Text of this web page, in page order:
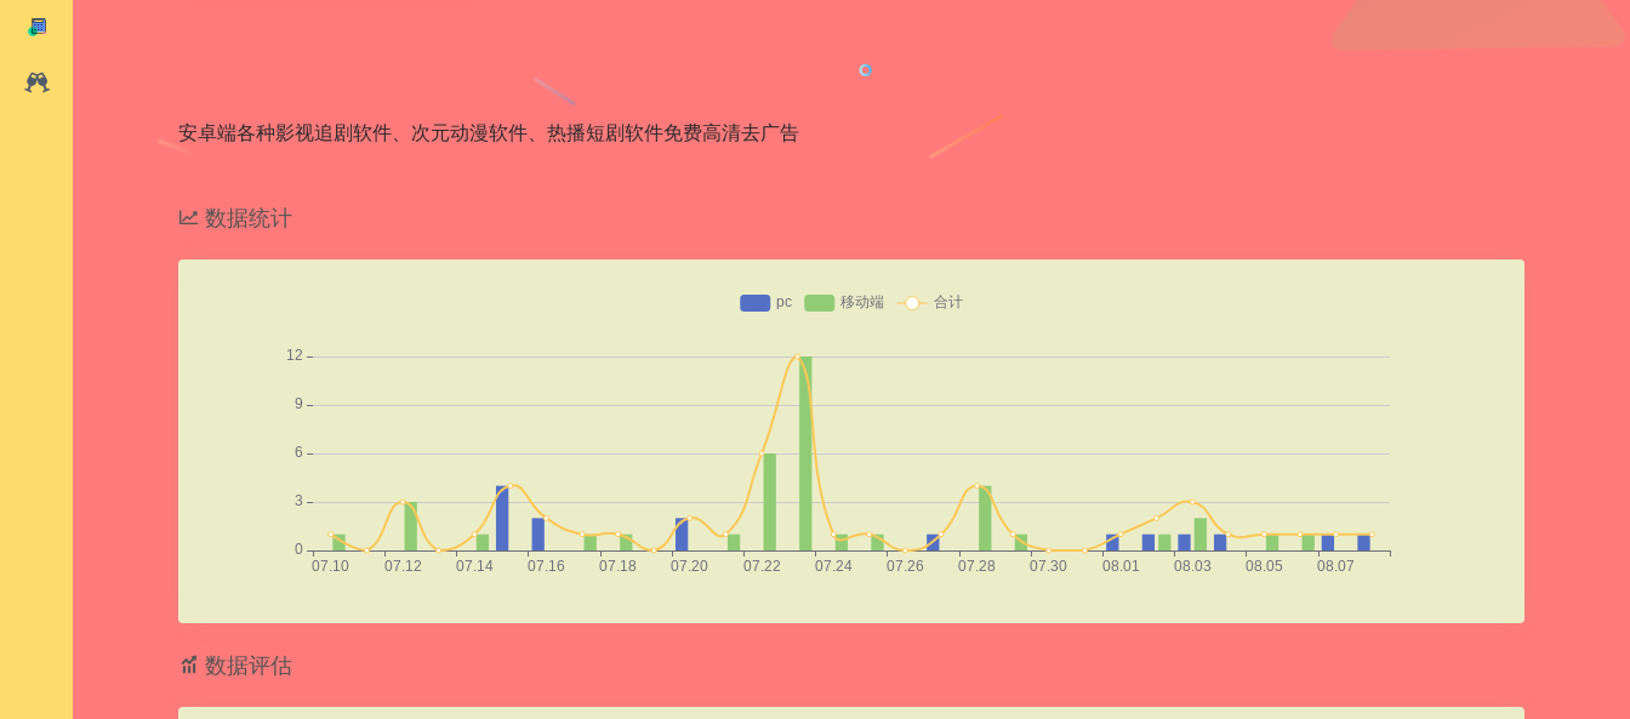
安卓端各种影视追剧软件、次元动漫软件、热播短剧软件免费高清去广告
数据统计
数据评估